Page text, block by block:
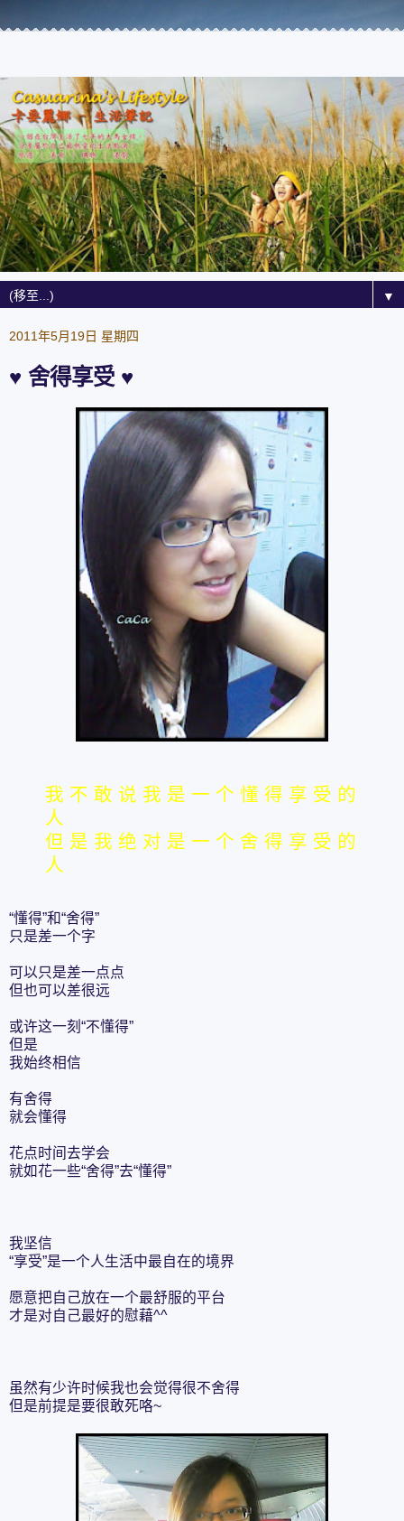
▼
2011年5月19日 星期四
♥ 舍得享受 ♥
我 不 敢 说 我 是 一 个 懂 得 享 受 的
人
但 是 我 绝 对 是 一 个 舍 得 享 受 的
人
“懂得”和“舍得”
只是差一个字
可以只是差一点点
但也可以差很远
或许这一刻“不懂得”
但是
我始终相信
有舍得
就会懂得
花点时间去学会
就如花一些“舍得”去“懂得”
我坚信
“享受”是一个人生活中最自在的境界
愿意把自己放在一个最舒服的平台
才是对自己最好的慰藉^^
虽然有少许时候我也会觉得很不舍得
但是前提是要很敢死咯~